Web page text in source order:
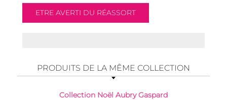
PRODUITS DE LA MÊME COLLECTION
Collection Noël Aubry Gaspard